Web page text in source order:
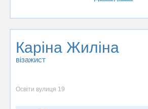
Каріна Жиліна
візажист
Освіти вулиця 19